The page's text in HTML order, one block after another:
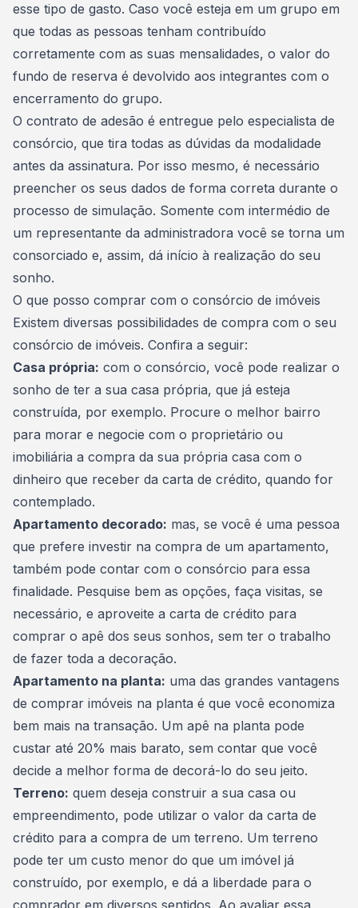
esse tipo de gasto. Caso você esteja em um grupo em
que todas as pessoas tenham contribuído
corretamente com as suas mensalidades, o valor do
fundo de reserva é devolvido aos integrantes com o
encerramento do grupo.
O contrato de adesão é entregue pelo especialista de
consórcio, que tira todas as dúvidas da modalidade
antes da assinatura. Por isso mesmo, é necessário
preencher os seus dados de forma correta durante o
processo de simulação. Somente com intermédio de
um representante da administradora você se torna um
consorciado e, assim, dá início à realização do seu
sonho.
O que posso comprar com o consórcio de imóveis
Existem diversas possibilidades de compra com o seu
consórcio de imóveis. Confira a seguir:
Casa própria: com o consórcio, você pode realizar o
sonho de ter a sua casa própria, que já esteja
construída, por exemplo. Procure o melhor bairro
para morar e negocie com o proprietário ou
imobiliária a compra da sua própria casa com o
dinheiro que receber da carta de crédito, quando for
contemplado.
Apartamento decorado: mas, se você é uma pessoa
que prefere investir na compra de um apartamento,
também pode contar com o consórcio para essa
finalidade. Pesquise bem as opções, faça visitas, se
necessário, e aproveite a carta de crédito para
comprar o apê dos seus sonhos, sem ter o trabalho
de fazer toda a decoração.
Apartamento na planta: uma das grandes vantagens
de comprar imóveis na planta é que você economiza
bem mais na transação. Um apê na planta pode
custar até 20% mais barato, sem contar que você
decide a melhor forma de decorá-lo do seu jeito.
Terreno: quem deseja construir a sua casa ou
empreendimento, pode utilizar o valor da carta de
crédito para a compra de um terreno. Um terreno
pode ter um custo menor do que um imóvel já
construído, por exemplo, e dá a liberdade para o
comprador em diversos sentidos. Ao avaliar essa